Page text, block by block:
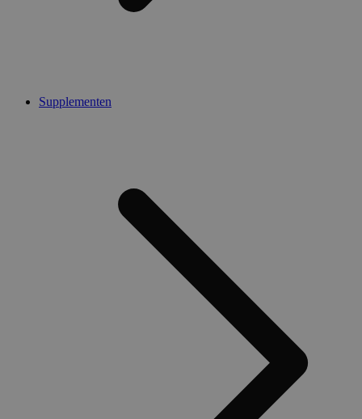
Supplementen